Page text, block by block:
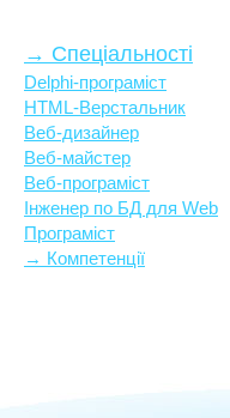
→ Спеціальності
Delphi-програміст
HTML-Верстальник
Веб-дизайнер
Веб-майстер
Веб-програміст
Інженер по БД для Web
Програміст
→ Компетенції